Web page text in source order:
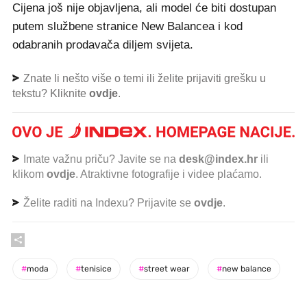
Cijena još nije objavljena, ali model će biti dostupan
putem službene stranice New Balancea i kod
odabranih prodavača diljem svijeta.
Znate li nešto više o temi ili želite prijaviti grešku u
tekstu? Kliknite ovdje.
Imate važnu priču? Javite se na desk@index.hr ili
klikom ovdje. Atraktivne fotografije i videe plaćamo.
Želite raditi na Indexu? Prijavite se ovdje.
#moda #tenisice #street wear #new balance